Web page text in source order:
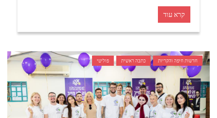
קרא עוד
חדשות חיפה והקריות כתבה ראשית פוליטי